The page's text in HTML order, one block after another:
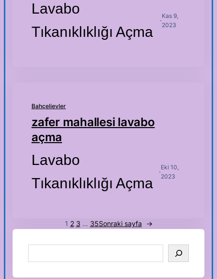
Lavabo
Tıkanıklıklığı Açma
·
Kas 9,
2023
Bahçelievler
zafer mahallesi lavabo
açma
Lavabo
Tıkanıklıklığı Açma
·
Eki 10,
2023
1 2 3 … 35Sonraki sayfa →
e